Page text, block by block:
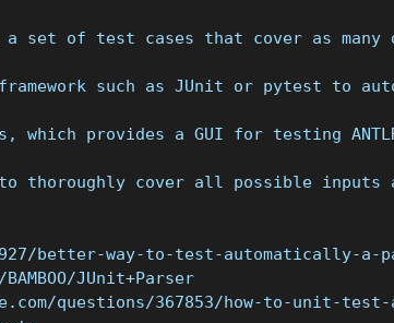
a set of test cases that cover as
framework such as JUnit or pytest
which provides a GUI for testing
thoroughly cover all possible
better-way-to-test-automatically-a-
JUnit+Parser
questions/367853/how-to-unit-